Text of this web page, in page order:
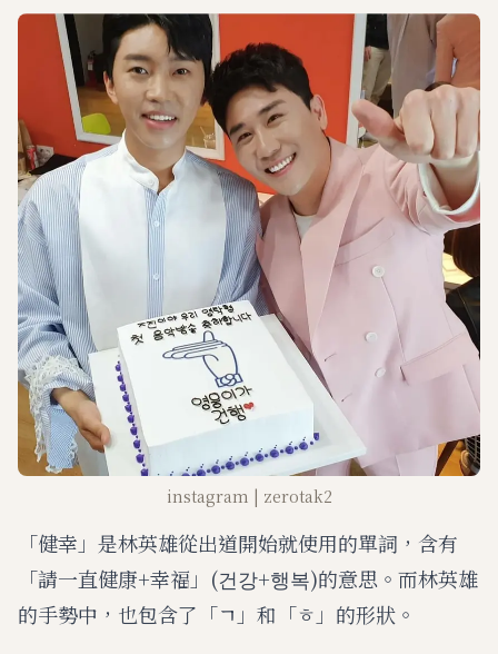
instagram | zerotak2
「健幸」是林英雄從出道開始就使用的單詞，含有
「請一直健康+幸福」(건강+행복)的意思。而林英雄
的手勢中，也包含了「ㄱ」和「ㅎ」的形狀。